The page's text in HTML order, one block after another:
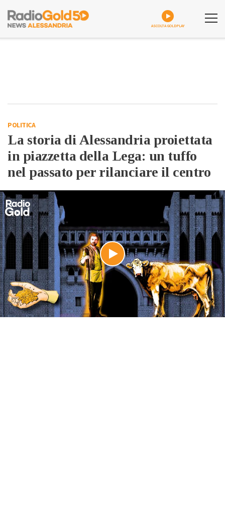
ASCOLTA GOLDPLAY
POLITICA
La storia di Alessandria proiettata
in piazzetta della Lega: un tuffo
nel passato per rilanciare il centro